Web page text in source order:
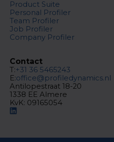
Product Suite
Personal Profiler
Team Profiler
Job Profiler
Company Profiler
Contact
T:+31 36 5465243
E:office@profiledynamics.nl
Antilopestraat 18-20
1338 EE Almere
KvK: 09165054